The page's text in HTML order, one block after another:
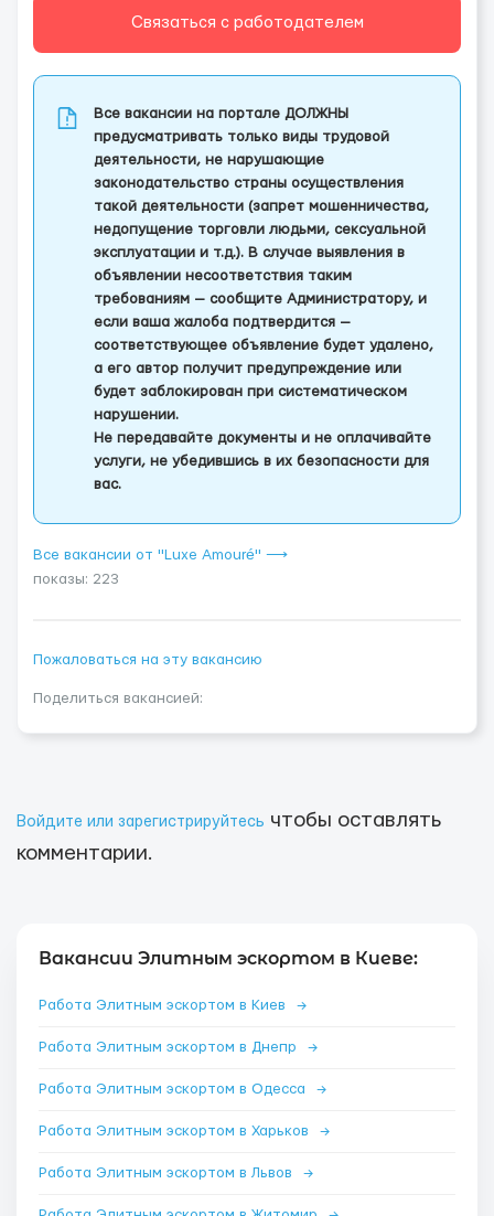
Связаться с работодателем
Все вакансии на портале ДОЛЖНЫ
предусматривать только виды трудовой
деятельности, не нарушающие
законодательство страны осуществления
такой деятельности (запрет мошенничества,
недопущение торговли людьми, сексуальной
эксплуатации и т.д.). В случае выявления в
объявлении несоответствия таким
требованиям — сообщите Администратору, и
если ваша жалоба подтвердится —
соответствующее объявление будет удалено,
а его автор получит предупреждение или
будет заблокирован при систематическом
нарушении.
Не передавайте документы и не оплачивайте
услуги, не убедившись в их безопасности для
вас.
Все вакансии от "Luxe Amouré" ⟶
показы: 223
Пожаловаться на эту вакансию
Поделиться вакансией:
Войдите или зарегистрируйтесь чтобы оставлять
комментарии.
Вакансии Элитным эскортом в Киеве:
Работа Элитным эскортом в Киев →
Работа Элитным эскортом в Днепр →
Работа Элитным эскортом в Одесса →
Работа Элитным эскортом в Харьков →
Работа Элитным эскортом в Львов →